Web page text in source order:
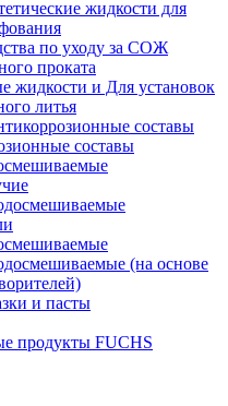
жидкости для
по уходу за СОЖ
проката
жидкости и Для установок
литья
составы
составы
(на основе
и пасты
продукты FUCHS